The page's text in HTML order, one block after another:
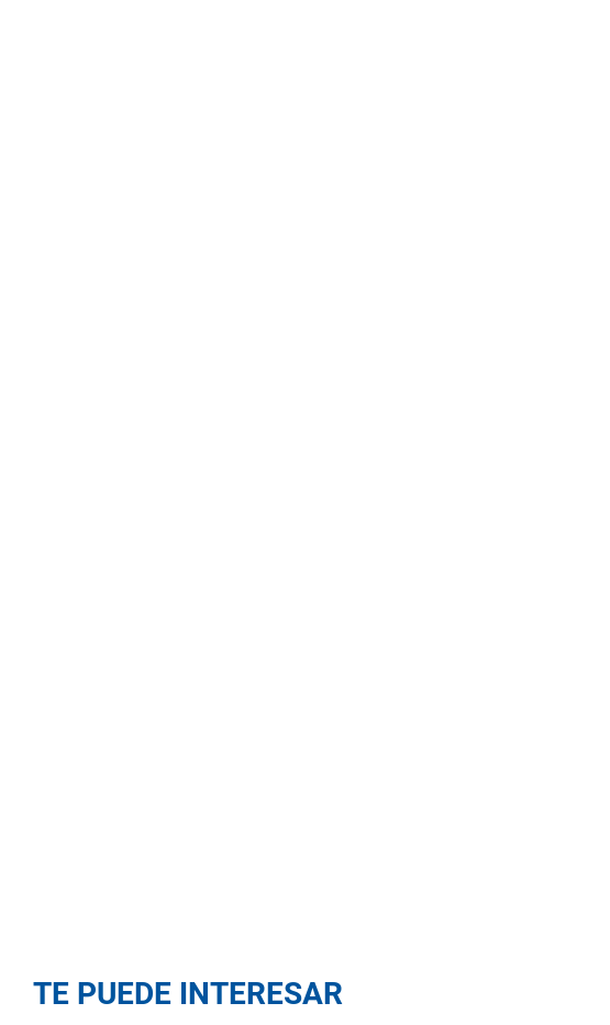
TE PUEDE INTERESAR